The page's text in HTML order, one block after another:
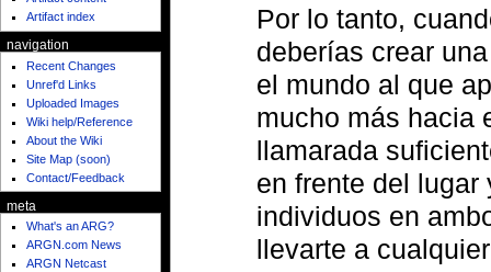
Por lo tanto,
deberías crear
el mundo al que
mucho más hacia
llamarada
en frente del
individuos en
llevarte a
Artifact index
navigation
Recent Changes
Unref'd Links
Uploaded Images
Wiki help/Reference
About the Wiki
Site Map (soon)
Contact/Feedback
meta
What's an ARG?
ARGN.com News
ARGN Netcast